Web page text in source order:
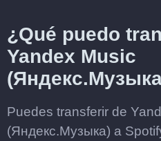
¿Qué puedo
Yandex Music
Puedes transferir de
(Яндекс.Музыка) a